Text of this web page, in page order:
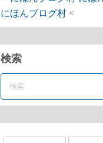
にほんブログ村 <
検索